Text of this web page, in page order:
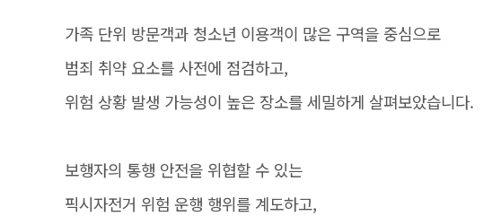
가족 단위 방문객과 청소년 이용객이 많은 구역을 중심으로
범죄 취약 요소를 사전에 점검하고,
위험 상황 발생 가능성이 높은 장소를 세밀하게 살펴보았습니다.
보행자의 통행 안전을 위협할 수 있는
픽시자전거 위험 운행 행위를 계도하고,